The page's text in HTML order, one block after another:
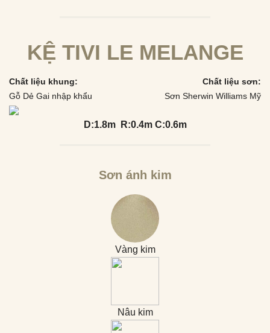
KỆ TIVI LE MELANGE
Chất liệu khung:
Gỗ Dẻ Gai nhập khẩu
Chất liệu sơn:
Sơn Sherwin Williams Mỹ
D:1.8m R:0.4m C:0.6m
Sơn ánh kim
Vàng kim
Nâu kim